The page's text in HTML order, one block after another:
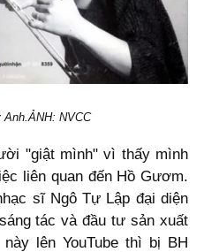
NVCC
"giật mình" vì thấy mình
liên quan đến Hồ Gươm.
sĩ Ngô Tự Lập đại diện
tác và đầu tư sản xuất
lên YouTube thì bị BH